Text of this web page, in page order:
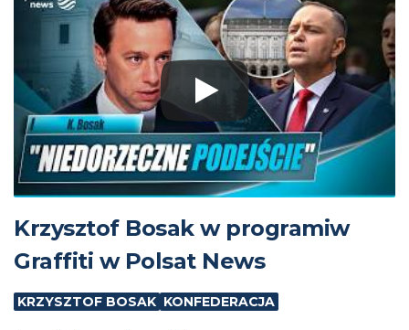
Krzysztof Bosak w programiw
Graffiti w Polsat News
KRZYSZTOF BOSAK KONFEDERACJA